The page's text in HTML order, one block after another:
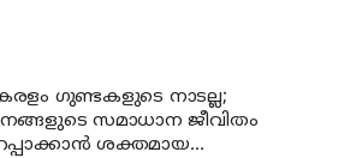
ഗുണ്ടകളുടെ നാടല്ല;
സമാധാന ജീവിതം
ശക്തമായ